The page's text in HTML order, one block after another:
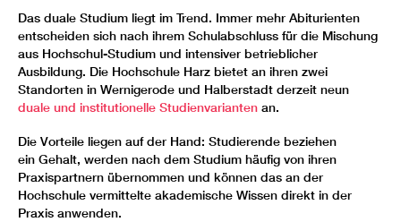
Das duale Studium liegt im Trend. Immer mehr Abiturienten
entscheiden sich nach ihrem Schulabschluss für die Mischung
aus Hochschul-Studium und intensiver betrieblicher
Ausbildung. Die Hochschule Harz bietet an ihren zwei
Standorten in Wernigerode und Halberstadt derzeit neun
duale und institutionelle Studienvarianten an.
Die Vorteile liegen auf der Hand: Studierende beziehen
ein Gehalt, werden nach dem Studium häufig von ihren
Praxispartnern übernommen und können das an der
Hochschule vermittelte akademische Wissen direkt in der
Praxis anwenden.